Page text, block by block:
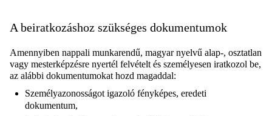
A beiratkozáshoz szükséges dokumentumok
Amennyiben nappali munkarendű, magyar nyelvű alap-, osztatlan
vagy mesterképzésre nyertél felvételt és személyesen iratkozol be,
az alábbi dokumentumokat hozd magaddal:
Személyazonosságot igazoló fényképes, eredeti
dokumentum,